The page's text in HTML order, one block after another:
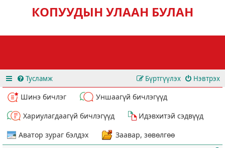
КОПУУДЫН УЛААН БУЛАН
Тусламж Нэвтрэх
Бүртгүүлэх
Шинэ бичлэг
Уншаагүй бичлэгүүд
Хариулагдаагүй бичлэгүүд
Идэвхитэй сэдвүүд
Аватор зураг бэлдэх
Заавар, зөвөлгөө